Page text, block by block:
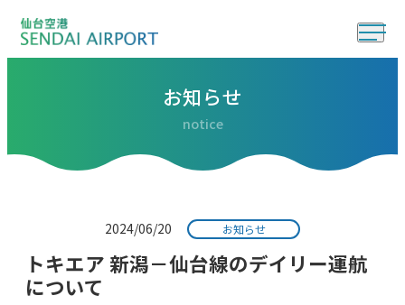
お知らせ
notice
2024/06/20 お知らせ
トキエア 新潟－仙台線のデイリー運航
について